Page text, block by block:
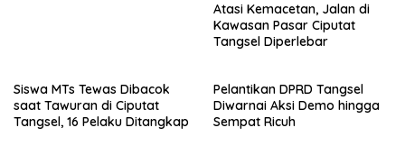
Atasi Kemacetan, Jalan di
Kawasan Pasar Ciputat
Tangsel Diperlebar
Siswa MTs Tewas Dibacok
saat Tawuran di Ciputat
Tangsel, 16 Pelaku Ditangkap
Pelantikan DPRD Tangsel
Diwarnai Aksi Demo hingga
Sempat Ricuh